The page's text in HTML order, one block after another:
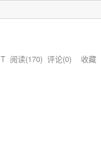
阅读(170) 评论(0) 收藏